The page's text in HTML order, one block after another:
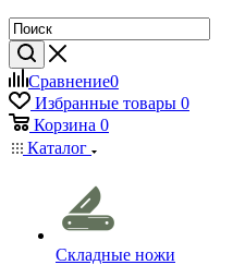
Сравнение0
Избранные товары 0
Корзина 0
Каталог
Складные ножи